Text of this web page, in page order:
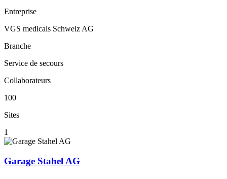
Entreprise
VGS medicals Schweiz AG
Branche
Service de secours
Collaborateurs
100
Sites
1
Garage Stahel AG